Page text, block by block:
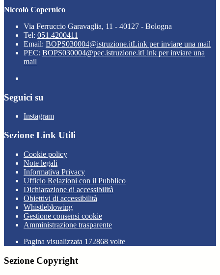
Niccolò Copernico
Via Ferruccio Garavaglia, 11 - 40127 - Bologna
Tel: 051.4200411
Email: BOPS030004@istruzione.itLink per inviare una mail
PEC: BOPS030004@pec.istruzione.itLink per inviare una
mail
Seguici su
Instagram
Sezione Link Utili
Cookie policy
Note legali
Informativa Privacy
Ufficio Relazioni con il Pubblico
Dichiarazione di accessibilità
Obiettivi di accessibilità
Whistleblowing
Gestione consensi cookie
Amministrazione trasparente
Pagina visualizzata 172868 volte
Sezione Copyright